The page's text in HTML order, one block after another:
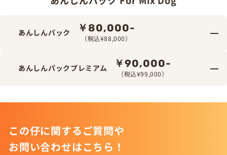
あんしんパック ￥80,000-
（税込¥88,000）
あんしんパックプレミアム ￥90,000-
（税込¥99,000）
この仔に関するご質問や
お問い合わせはこちら！